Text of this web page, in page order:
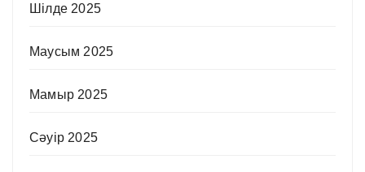
Шілде 2025
Маусым 2025
Мамыр 2025
Сәуір 2025